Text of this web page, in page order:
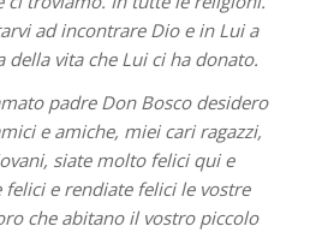
ad incontrare Dio e in Lui a
della vita che Lui ci ha donato.
padre Don Bosco desidero
e amiche, miei cari ragazzi,
siate molto felici qui e
felici e rendiate felici le vostre
che abitano il vostro piccolo